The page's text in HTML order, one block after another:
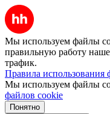
Мы используем файлы
правильную работу
трафик.
Правила использования
Мы используем файлы
файлов cookie
Понятно